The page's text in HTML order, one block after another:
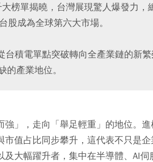
榜單揭曉，台灣展現驚人爆發力，
股成為全球第六大市場。
台積電單點突破轉向全產業鏈的新
的產業地位。
強」，走向「舉足輕重」的地位。
市值占比同步攀升，這代表不只是
大幅躍升者，集中在半導體、AI